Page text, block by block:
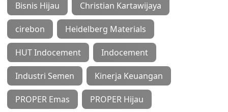
Bisnis Hijau Christian Kartawijaya
cirebon Heidelberg Materials
HUT Indocement Indocement
Industri Semen Kinerja Keuangan
PROPER Emas PROPER Hijau